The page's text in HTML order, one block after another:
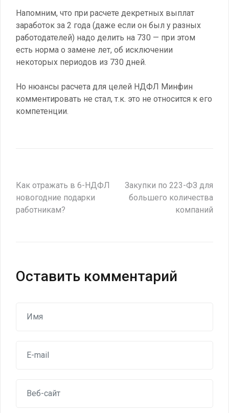
Напомним, что при расчете декретных выплат
заработок за 2 года (даже если он был у разных
работодателей) надо делить на 730 — при этом
есть норма о замене лет, об исключении
некоторых периодов из 730 дней.
Но нюансы расчета для целей НДФЛ Минфин
комментировать не стал, т.к. это не относится к его
компетенции.
Навигация
по
Как отражать в 6-НДФЛ
новогодние подарки
работникам?
Закупки по 223-ФЗ для
большего количества
компаний
Оставить комментарий